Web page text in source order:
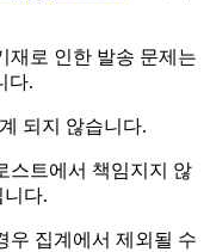
재로 인한 발송 문제는
다.
되지 않습니다.
스트에서 책임지지 않
니다.
우 집계에서 제외될 수